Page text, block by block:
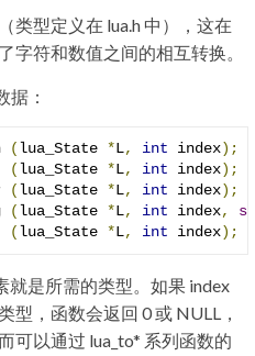
类型定义在 lua.h 中），这在
字符和数值之间的相互转换。
据：
(lua_State *L, int index);
(lua_State *L, int index);
(lua_State *L, int index);
(lua_State *L, int index,
(lua_State *L, int index);
就是所需的类型。如果 index
型，函数会返回 0 或 NULL，
可以通过 lua_to* 系列函数的